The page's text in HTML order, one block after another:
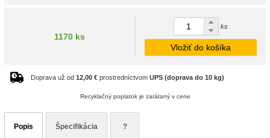
1170 ks
ks
Vložiť do košíka
Doprava už od 12,00 € prostredníctvom UPS (doprava do 10 kg)
Recyklačný poplatok je zarátaný v cene
Popis Špecifikácia ?